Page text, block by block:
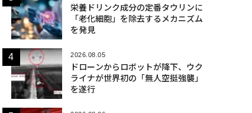
栄養ドリンク成分の定番タウリンに
「老化細胞」を除去するメカニズム
を発見
2026.08.05
ドローンからロボットが降下、ウク
ライナが世界初の「無人空挺強襲」
を遂行